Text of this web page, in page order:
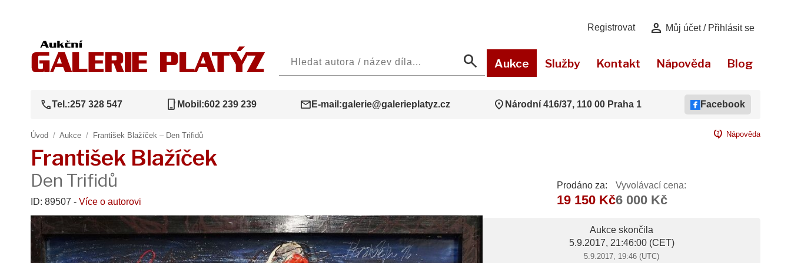
Registrovat person Můj účet / Přihlásit se
search Aukce Služby Kontakt Nápověda Blog
callTel.:257 328 547 phone_iphone Mobil:602 239 239 mail E-mail:galerie@galerieplatyz.cz location_on Národní 416/37, 110 00 Praha 1 Facebook
Úvod / Aukce / František Blažíček – Den Trifidů contact_support Nápověda
František Blažíček
Den Trifidů
ID: 89507 - Více o autorovi
Prodáno za:
19 150 Kč
Vyvolávací cena:
6 000 Kč
Aukce skončila
5.9.2017, 21:46:00(CET)
5.9.2017, 19:46 (UTC)